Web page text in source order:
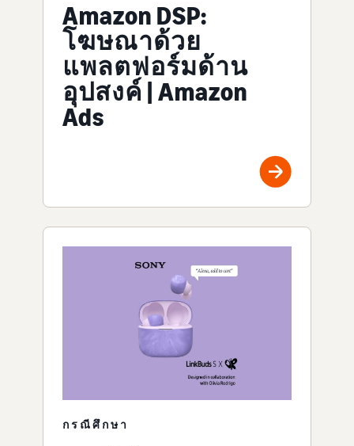
Amazon DSP:
โฆษณาด้วย
แพลตฟอร์มด้าน
อุปสงค์ | Amazon
Ads
กรณีศึกษา